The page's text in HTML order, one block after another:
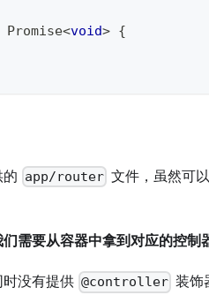
Promise<void> {
app/router 文件，虽然可
们需要从容器中拿到对应的控
没有提供 @controller 装饰